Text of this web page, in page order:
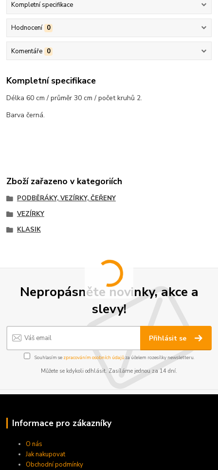
Kompletní specifikace
Hodnocení 0
Komentáře 0
Kompletní specifikace
Délka 60 cm / průměr 30 cm / počet kruhů 2.
Barva černá.
Zboží zařazeno v kategoriích
PODBĚRÁKY, VEZÍRKY, ČEŘENY
VEZÍRKY
KLASIK
Nepropásněte novinky, akce a
slevy!
Přihlásit se
Souhlasím se zpracováním osobních údajůza účelem rozesílky newsletteru.
Můžete se kdykoli odhlásit. Zasíláme jednou za 14 dní.
Informace pro zákazníky
O nás
Jak nakupovat
Obchodní podmínky